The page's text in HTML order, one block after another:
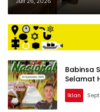
Babinsa
Selamat
Iklan